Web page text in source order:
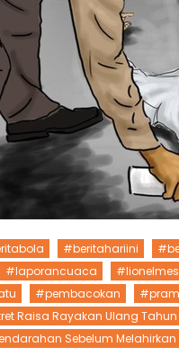
#beritahariini
#laporancuaca
#pembacokan
Raisa Rayakan Ulang
Sebelum